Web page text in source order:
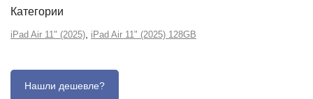
Категории
iPad Air 11" (2025) iPad Air 11" (2025) 128GB